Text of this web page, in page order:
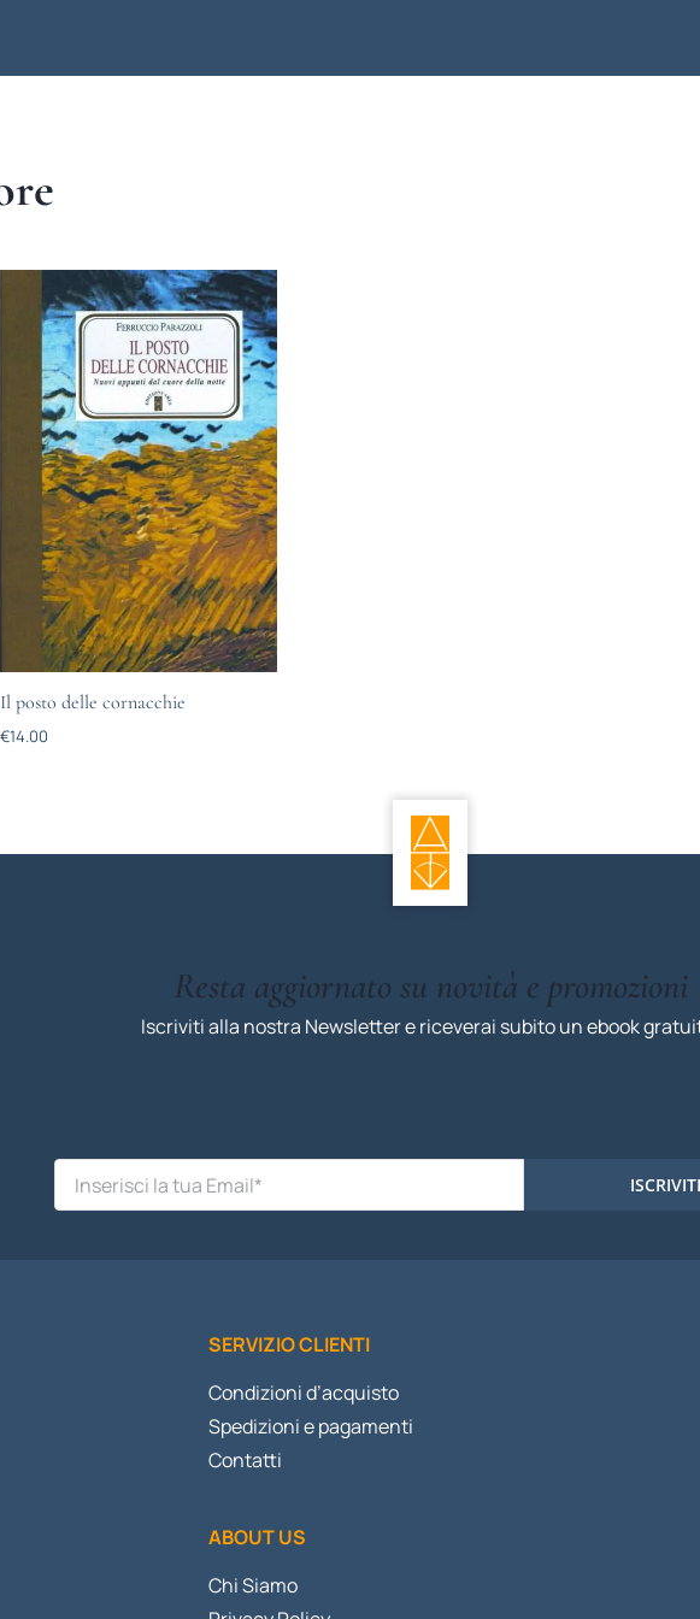
Il posto delle cornacchie
€14.00
Resta aggiornato su novità e promozioni
Iscriviti alla nostra Newsletter e riceverai subito un ebook
ISCRIVITI
SERVIZIO CLIENTI
Condizioni d’acquisto
Spedizioni e pagamenti
Contatti
ABOUT US
Chi Siamo